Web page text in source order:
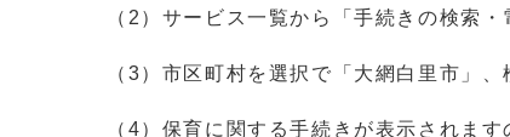
（2）サービス一覧から「手続きの検索・
（3）市区町村を選択で「大網白里市」
（4）保育に関する手続きが表示されま